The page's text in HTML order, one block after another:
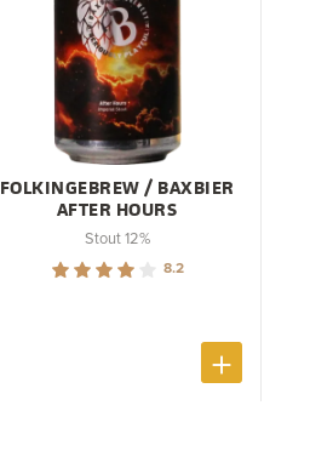
FOLKINGEBREW / BAXBIER
AFTER HOURS
Stout 12%
8.2